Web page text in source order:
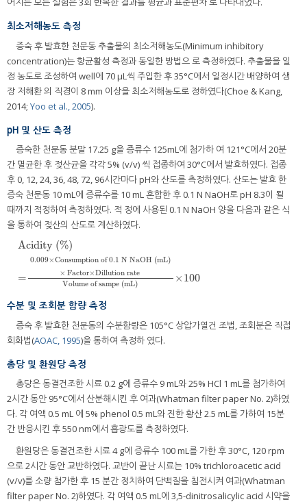
최소저해농도 측정
증숙 후 발효한 천문동 추출물의 최소저해농도(Minimum inhibitory
concentration)는 항균활성 측정과 동일한 방법으 로 측정하였다. 추출물을 일
정 농도로 조성하여 well에 70 μL씩 주입한 후 35°C에서 일정시간 배양하여 생
장 저해환 의 직경이 8 mm 이상을 최소저해농도로 정하였다(Choe & Kang,
2014; Yoo et al., 2005).
pH 및 산도 측정
증숙한 천문동 분말 17.25 g을 증류수 125mL에 첨가하 여 121°C에서 20분
간 멸균한 후 젖산균을 각각 5% (v/v) 씩 접종하여 30°C에서 발효하였다. 접종
후 0, 12, 24, 36, 48, 72, 96시간마다 pH와 산도를 측정하였다. 산도는 발효 한
증숙 천문동 10 mL에 증류수를 10 mL 혼합한 후 0.1 N NaOH로 pH 8.3이 될
때까지 적정하여 측정하였다. 적 정에 사용된 0.1 N NaOH 양을 다음과 같은 식
을 통하여 젖산의 산도로 계산하였다.
Acidity (%)
=
0.009×Consumption of 0.1 N NaOH (mL)
× Factor×Dillution rate
Volume of sampe (mL)
×100
수분 및 조회분 함량 측정
증숙 후 발효한 천문동의 수분함량은 105°C 상압가열건 조법, 조회분은 직접
회화법(AOAC, 1995)을 통하여 측정하 였다.
총당 및 환원당 측정
총당은 동결건조한 시료 0.2 g에 증류수 9 mL와 25% HCl 1 mL를 첨가하여
2시간 동안 95°C에서 산분해시킨 후 여과(Whatman filter paper No. 2)하였
다. 각 여액 0.5 mL 에 5% phenol 0.5 mL와 진한 황산 2.5 mL를 가하여 15분
간 반응시킨 후 550 nm에서 흡광도를 측정하였다.
환원당은 동결건조한 시료 4 g에 증류수 100 mL를 가한 후 30°C, 120 rpm
으로 2시간 동안 교반하였다. 교반이 끝난 시료는 10% trichloroacetic acid
(v/v)를 소량 첨가한 후 15 분간 정치하여 단백질을 침전시켜 여과(Whatman
filter paper No. 2)하였다. 각 여액 0.5 mL에 3,5-dinitrosalicylic acid 시약을